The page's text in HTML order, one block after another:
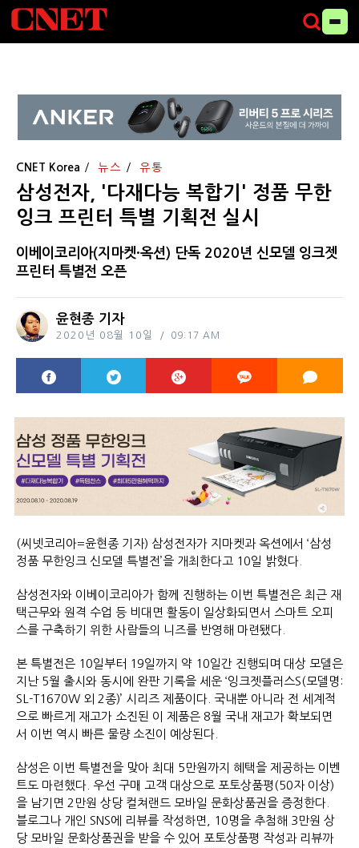
CNET Korea 뉴스 유통
삼성전자, '다재다능 복합기' 정품 무한
잉크 프린터 특별 기획전 실시
이베이코리아(지마켓·옥션) 단독 2020년 신모델 잉크젯
프린터 특별전 오픈
윤현종 기자
2020년 08월 10일 09:17 AM
(씨넷코리아=윤현종 기자) 삼성전자가 지마켓과 옥션에서 ‘삼성
정품 무한잉크 신모델 특별전’을 개최한다고 10일 밝혔다.
삼성전자와 이베이코리아가 함께 진행하는 이번 특별전은 최근 재
택근무와 원격 수업 등 비대면 활동이 일상화되면서 스마트 오피
스를 구축하기 위한 사람들의 니즈를 반영해 마련됐다.
본 특별전은 10일부터 19일까지 약 10일간 진행되며 대상 모델은
지난 5월 출시와 동시에 완판 기록을 세운 ‘잉크젯플러스S(모델명:
SL-T1670W 외 2종)’ 시리즈 제품이다. 국내뿐 아니라 전 세계적
으로 빠르게 재고가 소진된 이 제품은 8월 국내 재고가 확보되면
서 이번 역시 빠른 물량 소진이 예상된다.
삼성은 이번 특별전을 맞아 최대 5만원까지 혜택을 제공하는 이벤
트도 마련했다. 우선 구매 고객 대상으로 포토상품평(50자 이상)
을 남기면 2만원 상당 컬쳐랜드 모바일 문화상품권을 증정한다.
블로그나 개인 SNS에 리뷰를 작성하면, 10명을 추첨해 3만원 상
당 모바일 문화상품권을 받을 수 있어 포토상품평 작성과 리뷰까